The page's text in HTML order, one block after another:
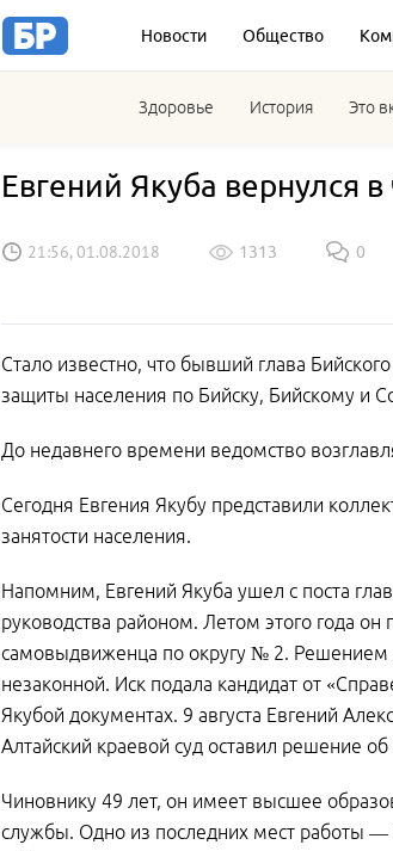
Новости Общество
Здоровье История Это
Евгений Якуба вернулся
21:56, 01.08.2018 1313 0
Стало известно, что бывший глава
защиты населения по Бийску, Бийскому и
До недавнего времени ведомство
Сегодня Евгения Якубу представили
занятости населения.
Напомним, Евгений Якуба ушел с поста
руководства районом. Летом этого года
самовыдвиженца по округу № 2. Решением
незаконной. Иск подала кандидат от
Якубой документах. 9 августа Евгений
Алтайский краевой суд оставил решение
Чиновнику 49 лет, он имеет высшее
службы. Одно из последних мест работы —